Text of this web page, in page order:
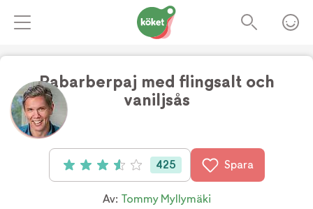
Rabarberpaj med flingsalt och
vaniljsås
Betyg: 3.6 av 5 (425 röster)
425 Spara
Av: Tommy Myllymäki